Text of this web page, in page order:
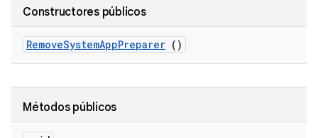
Constructores públicos
RemoveSystemAppPreparer ()
Métodos públicos